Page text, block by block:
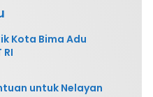
Kota Bima Adu
untuk Nelayan